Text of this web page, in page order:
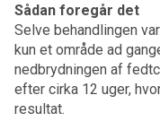
Sådan foregår det
Selve behandlingen
kun et område ad
nedbrydningen af
efter cirka 12 uger,
resultat.